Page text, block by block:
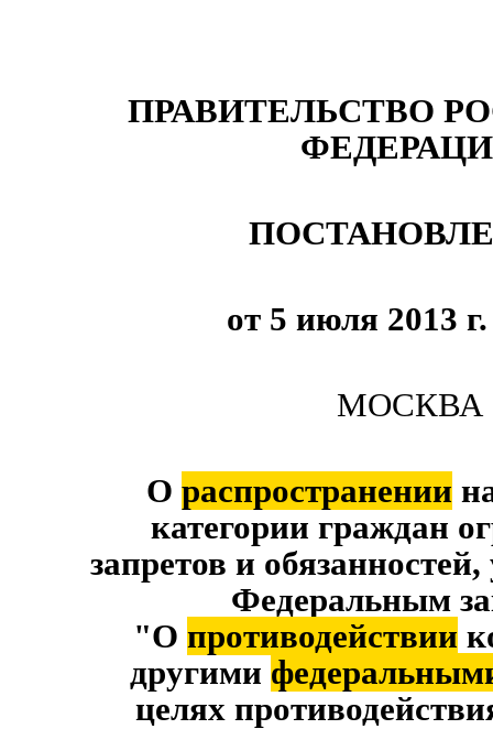
ПРАВИТЕЛЬСТВО
от 5 июля 2013
МОСКВА
О распространении
категории граждан
запретов и
Федеральным
"О противодействии
другими
целях